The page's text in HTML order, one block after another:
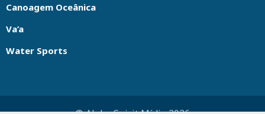
Canoagem Oceânica
Va’a
Water Sports